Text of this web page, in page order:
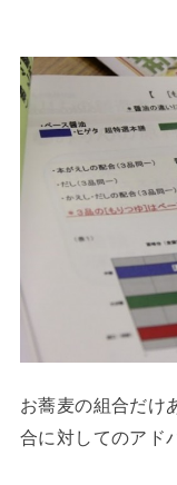
お蕎麦の組合だけ
合に対してのアド